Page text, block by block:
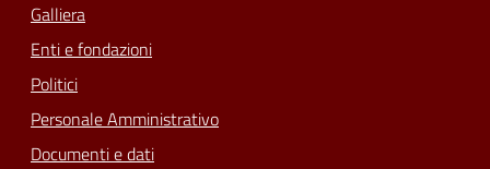
Galliera
Enti e fondazioni
Politici
Personale Amministrativo
Documenti e dati